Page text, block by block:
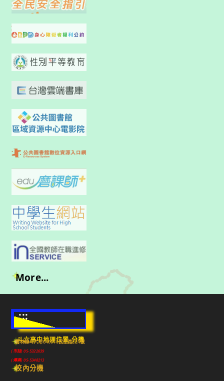
More...
:::
斗六高中地理位置-分機
雲林縣斗六市640010民生路224號
(市話) 05-5322039
(傳真) 05-5348213
校內分機